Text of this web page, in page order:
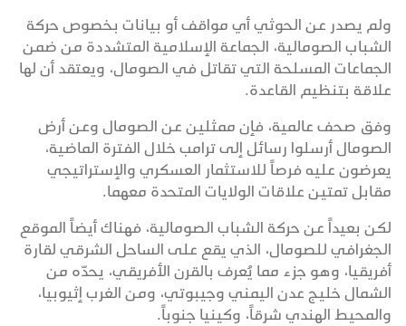
ولم يصدر عن الحوثي أي مواقف أو بيانات بخصوص حركة
الشباب الصومالية، الجماعة الإسلامية المتشددة من ضمن
الجماعات المسلحة التي تقاتل في الصومال، ويعتقد أن لها
علاقة بتنظيم القاعدة.
وفق صحف عالمية، فإن ممثلين عن الصومال وعن أرض
الصومال أرسلوا رسائل إلى ترامب خلال الفترة الماضية،
يعرضون عليه فرصاً للاستثمار العسكري والإستراتيجي
مقابل تمتين علاقات الولايات المتحدة معهما.
لكن بعيداً عن حركة الشباب الصومالية، فهناك أيضاً الموقع
الجغرافي للصومال، الذي يقع على الساحل الشرقي لقارة
أفريقيا، وهو جزء مما يُعرف بالقرن الأفريقي، يحدّه من
الشمال خليج عدن اليمني وجيبوتي، ومن الغرب إثيوبيا،
والمحيط الهندي شرقاً، وكينيا جنوباً.